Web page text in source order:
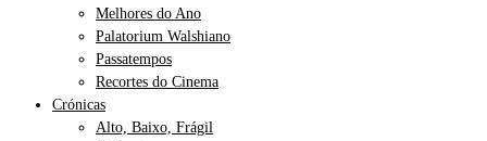
Melhores do Ano
Palatorium Walshiano
Passatempos
Recortes do Cinema
Crónicas
Alto, Baixo, Frágil